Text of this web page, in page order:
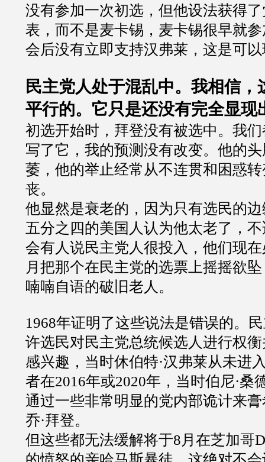
没有参加一次初选，但他设法获得
表，而不是麦卡锡，麦卡锡很早就
会后没有立即支持汉弗莱，这是可
民主党人处于混乱中。我相信，
平行的。它只是还没有完全显现
初选开始时，拜登没有被选中。我
写了它，我的预测没有改变。他的
萎，他的举止经常从不连贯和困惑
丧。
他显然是衰老的，因为只有选民的
五分之四的美国人认为他太老了，
会有人说民主党人很投入，他们现
月把那个在民主党的选票上摇摇欲
喃喃自语的破旧老人。
1968年证明了这些说法是错误的。
许选民对民主党总统候选人进行权
感兴趣，当时休伯特·汉弗莱从未进
者在2016年或2020年，当时伯尼·桑
通过一些非常明显的党内部诡计来
乔·拜登。
但这些都无法缓解将于8月在芝加哥